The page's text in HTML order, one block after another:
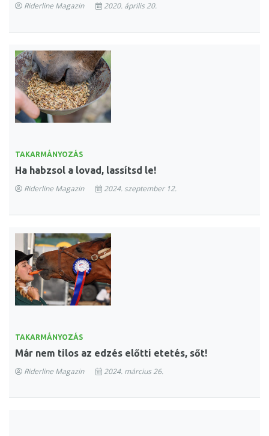
Riderline Magazin 2020. április 20.
TAKARMÁNYOZÁS
Ha habzsol a lovad, lassítsd le!
Riderline Magazin 2024. szeptember 12.
TAKARMÁNYOZÁS
Már nem tilos az edzés előtti etetés, sőt!
Riderline Magazin 2024. március 26.